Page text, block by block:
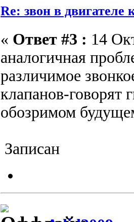
Re: звон в двигателе
« Ответ #3 : 14
аналогичная
различимое
клапанов-говорят
обозримом
Записан